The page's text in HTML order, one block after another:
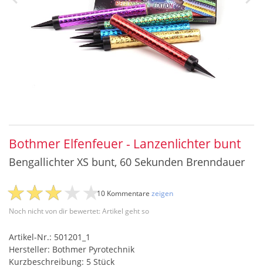
Bothmer Elfenfeuer - Lanzenlichter bunt
Bengallichter XS bunt, 60 Sekunden Brenndauer
Noch nicht von dir bewertet: Artikel geht so
10 Kommentare zeigen
Artikel-Nr.: 501201_1
Hersteller: Bothmer Pyrotechnik
Kurzbeschreibung: 5 Stück